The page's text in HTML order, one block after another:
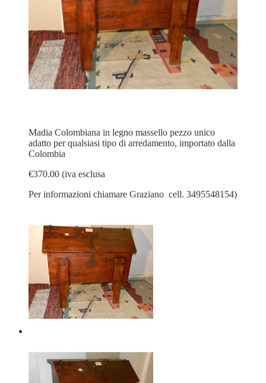
Madia Colombiana in legno massello pezzo unico
adatto per qualsiasi tipo di arredamento, importato dalla
Colombia
€370.00 (iva esclusa
Per informazioni chiamare Graziano cell. 3495548154)